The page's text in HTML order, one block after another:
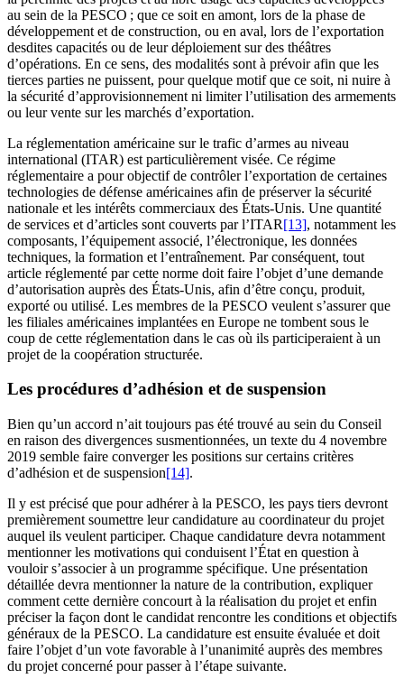
au sein de la PESCO ; que ce soit en amont, lors de la phase de
développement et de construction, ou en aval, lors de l’exportation
desdites capacités ou de leur déploiement sur des théâtres
d’opérations. En ce sens, des modalités sont à prévoir afin que les
tierces parties ne puissent, pour quelque motif que ce soit, ni nuire à
la sécurité d’approvisionnement ni limiter l’utilisation des armements
ou leur vente sur les marchés d’exportation.
La réglementation américaine sur le trafic d’armes au niveau
international (ITAR) est particulièrement visée. Ce régime
réglementaire a pour objectif de contrôler l’exportation de certaines
technologies de défense américaines afin de préserver la sécurité
nationale et les intérêts commerciaux des États-Unis. Une quantité
de services et d’articles sont couverts par l’ITAR[13], notamment les
composants, l’équipement associé, l’électronique, les données
techniques, la formation et l’entraînement. Par conséquent, tout
article réglementé par cette norme doit faire l’objet d’une demande
d’autorisation auprès des États-Unis, afin d’être conçu, produit,
exporté ou utilisé. Les membres de la PESCO veulent s’assurer que
les filiales américaines implantées en Europe ne tombent sous le
coup de cette réglementation dans le cas où ils participeraient à un
projet de la coopération structurée.
Les procédures d’adhésion et de suspension
Bien qu’un accord n’ait toujours pas été trouvé au sein du Conseil
en raison des divergences susmentionnées, un texte du 4 novembre
2019 semble faire converger les positions sur certains critères
d’adhésion et de suspension[14].
Il y est précisé que pour adhérer à la PESCO, les pays tiers devront
premièrement soumettre leur candidature au coordinateur du projet
auquel ils veulent participer. Chaque candidature devra notamment
mentionner les motivations qui conduisent l’État en question à
vouloir s’associer à un programme spécifique. Une présentation
détaillée devra mentionner la nature de la contribution, expliquer
comment cette dernière concourt à la réalisation du projet et enfin
préciser la façon dont le candidat rencontre les conditions et objectifs
généraux de la PESCO. La candidature est ensuite évaluée et doit
faire l’objet d’un vote favorable à l’unanimité auprès des membres
du projet concerné pour passer à l’étape suivante.